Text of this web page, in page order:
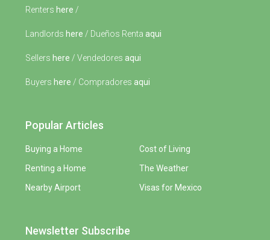
Renters here /
Landlords here / Dueños Renta aqui
Sellers here / Vendedores aqui
Buyers here / Compradores aqui
Popular Articles
Buying a Home
Renting a Home
Nearby Airport
Cost of Living
The Weather
Visas for Mexico
Newsletter Subscribe